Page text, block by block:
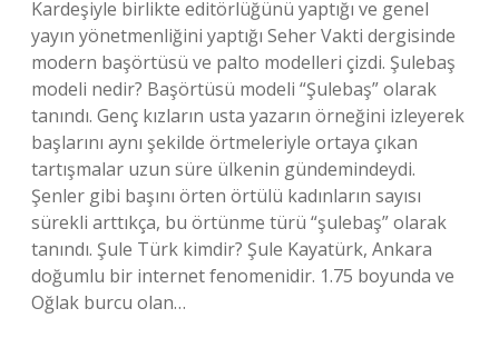
Kardeşiyle birlikte editörlüğünü yaptığı ve genel
yayın yönetmenliğini yaptığı Seher Vakti dergisinde
modern başörtüsü ve palto modelleri çizdi. Şulebaş
modeli nedir? Başörtüsü modeli “Şulebaş” olarak
tanındı. Genç kızların usta yazarın örneğini izleyerek
başlarını aynı şekilde örtmeleriyle ortaya çıkan
tartışmalar uzun süre ülkenin gündemindeydi.
Şenler gibi başını örten örtülü kadınların sayısı
sürekli arttıkça, bu örtünme türü “şulebaş” olarak
tanındı. Şule Türk kimdir? Şule Kayatürk, Ankara
doğumlu bir internet fenomenidir. 1.75 boyunda ve
Oğlak burcu olan…